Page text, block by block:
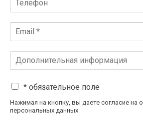
* обязательное поле
Нажимая на кнопку, вы даете согласие на
персональных данных